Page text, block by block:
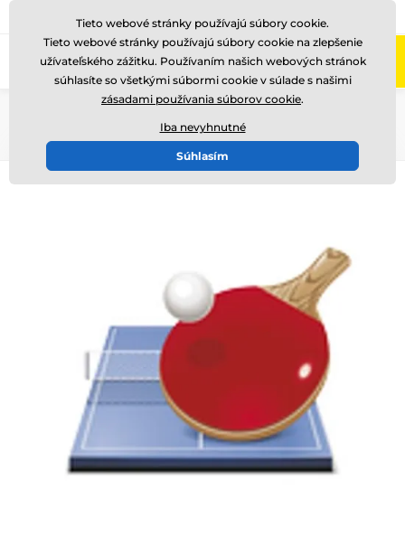
Zavolajte nám (Po-Pi 8-17) +421220255160
Tieto webové stránky používajú súbory cookie.
Tieto webové stránky používajú súbory cookie na zlepšenie
užívateľského zážitku. Používaním našich webových stránok
súhlasíte so všetkými súbormi cookie v súlade s našimi
zásadami používania súborov cookie.
Iba nevyhnutné
Súhlasím